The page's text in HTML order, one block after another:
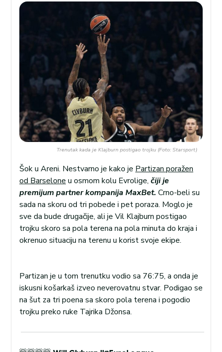
Trenutak kada je Klajburn postigao trojku (Foto: Starsport)
Šok u Areni. Nestvarno je kako je Partizan poražen
od Barselone u osmom kolu Evrolige, čiji je
premijum partner kompanija MaxBet. Crno-beli su
sada na skoru od tri pobede i pet poraza. Moglo je
sve da bude drugačije, ali je Vil Klajburn postigao
trojku skoro sa pola terena na pola minuta do kraja i
okrenuo situaciju na terenu u korist svoje ekipe.
Partizan je u tom trenutku vodio sa 76:75, a onda je
iskusni košarkaš izveo neverovatnu stvar. Podigao se
na šut za tri poena sa skoro pola terena i pogodio
trojku preko ruke Tajrika Džonsa.